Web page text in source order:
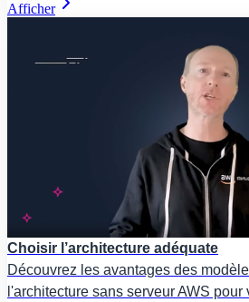
Afficher
Choisir l’architecture adéquate
Découvrez les avantages des
l'architecture sans serveur AWS pour